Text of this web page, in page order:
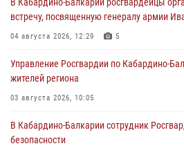
встречу, посвященную генералу армии
04 августа 2026, 12:29 5
Управление Росгвардии по Кабардино-
жителей региона
03 августа 2026, 10:05
В Кабардино‑Балкарии сотрудник
безопасности